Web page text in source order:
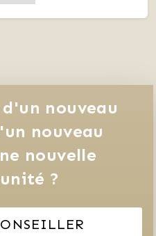
nouveau
nouveau
nouvelle
?